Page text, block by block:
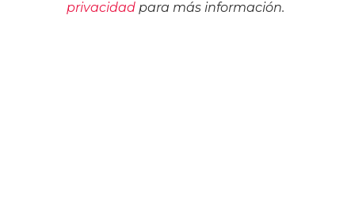
privacidad para más información.